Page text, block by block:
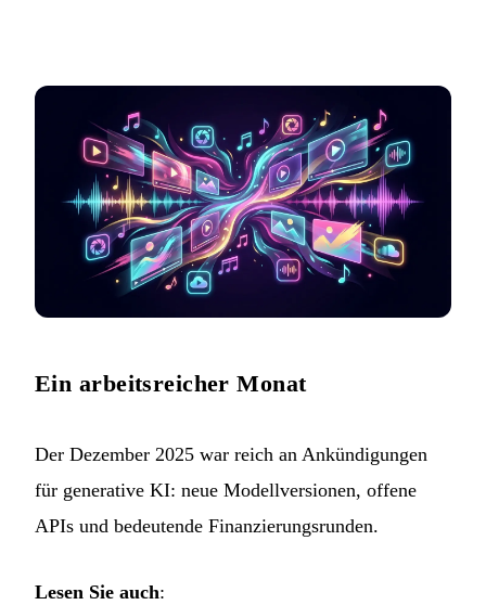
Ein arbeitsreicher Monat
Der Dezember 2025 war reich an Ankündigungen
für generative KI: neue Modellversionen, offene
APIs und bedeutende Finanzierungsrunden.
Lesen Sie auch: